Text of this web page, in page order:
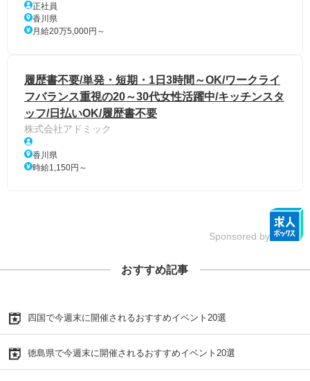
正社員
香川県
月給20万5,000円～
履歴書不要/単発・短期・1日3時間～OK/ワークライ
フバランス重視の20～30代女性活躍中/キッチンスタ
ッフ/日払いOK/履歴書不要
株式会社アドミック
香川県
時給1,150円～
Sponsored by
おすすめ記事
四国で今週末に開催されるおすすめイベント20選
徳島県で今週末に開催されるおすすめイベント20選